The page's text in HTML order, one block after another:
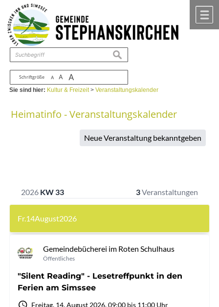
Zum Inhalt ,zur Navigation
Schriftgröße A A A
suchen
Sie sind hier: Kultur & Freizeit>Veranstaltungskalender
Heimatinfo - Veranstaltungskalender